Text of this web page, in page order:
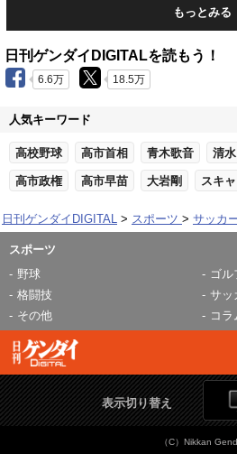
もっとみる
日刊ゲンダイDIGITALを読もう！
6.6万 18.5万
人気キーワード
高校野球 高市首相 青木歌音 清
高市政権 高市早苗 大岩剛 スキ
日刊ゲンダイDIGITAL スポーツ サッカ
スポーツ
野球
ゴル
格闘技
サッ
その他
コラ
表示切り替え
（C）Nikkan